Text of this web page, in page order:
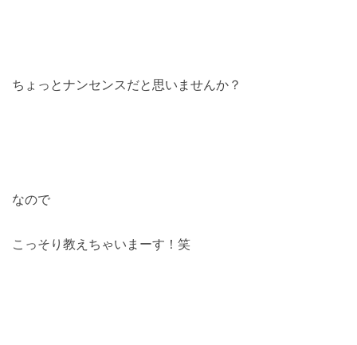
ちょっとナンセンスだと思いませんか？
なので
こっそり教えちゃいまーす！笑